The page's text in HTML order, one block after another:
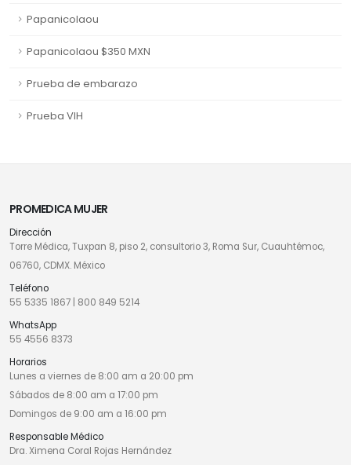
Papanicolaou
Papanicolaou $350 MXN
Prueba de embarazo
Prueba VIH
PROMEDICA MUJER
Dirección
Torre Médica, Tuxpan 8, piso 2, consultorio 3, Roma Sur, Cuauhtémoc,
06760, CDMX. México
Teléfono
55 5335 1867
800 849 5214
WhatsApp
55 4556 8373
Horarios
Lunes a viernes de 8:00 am a 20:00 pm
Sábados de 8:00 am a 17:00 pm
Domingos de 9:00 am a 16:00 pm
Responsable Médico
Dra. Ximena Coral Rojas Hernández